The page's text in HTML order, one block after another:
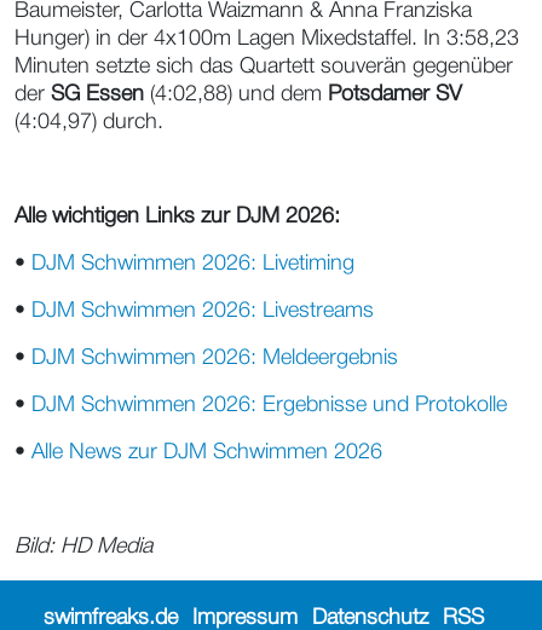
Baumeister, Carlotta Waizmann & Anna Franziska
Hunger) in der 4x100m Lagen Mixedstaffel. In 3:58,23
Minuten setzte sich das Quartett souverän gegenüber
der SG Essen (4:02,88) und dem Potsdamer SV
(4:04,97) durch.
Alle wichtigen Links zur DJM 2026:
• DJM Schwimmen 2026: Livetiming
• DJM Schwimmen 2026: Livestreams
• DJM Schwimmen 2026: Meldeergebnis
• DJM Schwimmen 2026: Ergebnisse und Protokolle
• Alle News zur DJM Schwimmen 2026
Bild: HD Media
swimfreaks.de Impressum Datenschutz RSS